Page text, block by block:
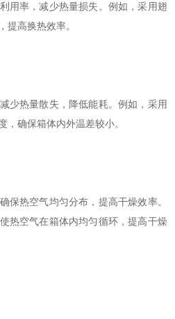
率，减少热量损失。例如，采用翅
提高换热效率。
热量散失，降低能耗。例如，采用
，确保箱体内外温差较小。
热空气均匀分布，提高干燥效率。
热空气在箱体内均匀循环，提高干燥